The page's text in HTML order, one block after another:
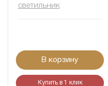
светильник
В корзину
Купить в 1 клик